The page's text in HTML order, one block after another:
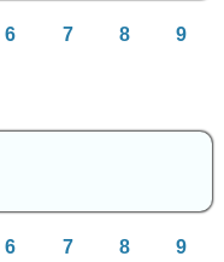
6 7 8 9
6 7 8 9